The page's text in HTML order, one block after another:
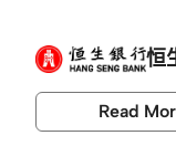
恒
Read